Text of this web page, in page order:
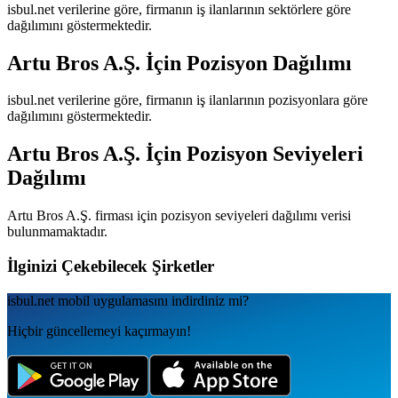
isbul.net verilerine göre, firmanın iş ilanlarının sektörlere göre
dağılımını göstermektedir.
Artu Bros A.Ş. İçin Pozisyon Dağılımı
isbul.net verilerine göre, firmanın iş ilanlarının pozisyonlara göre
dağılımını göstermektedir.
Artu Bros A.Ş. İçin Pozisyon Seviyeleri
Dağılımı
Artu Bros A.Ş. firması için pozisyon seviyeleri dağılımı verisi
bulunmamaktadır.
İlginizi Çekebilecek Şirketler
isbul.net mobil uygulamаsını indirdiniz mi?
Hiçbir güncellemeyi kaçırmayın!